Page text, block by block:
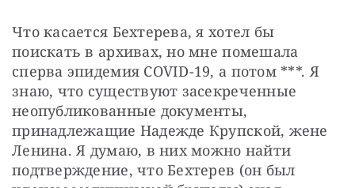
Что касается Бехтерева, я хотел бы
поискать в архивах, но мне помешала
сперва эпидемия COVID-19, а потом ***. Я
знаю, что существуют засекреченные
неопубликованные документы,
принадлежащие Надежде Крупской, жене
Ленина. Я думаю, в них можно найти
подтверждение, что Бехтерев (он был